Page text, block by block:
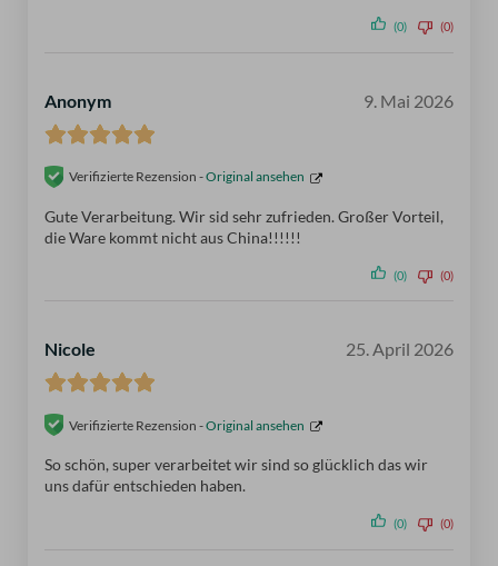
(0) (0)
Anonym 9. Mai 2026
Verifizierte Rezension -Original ansehen
Gute Verarbeitung. Wir sid sehr zufrieden. Großer Vorteil,
die Ware kommt nicht aus China!!!!!!
(0) (0)
Nicole 25. April 2026
Verifizierte Rezension -Original ansehen
So schön, super verarbeitet wir sind so glücklich das wir
uns dafür entschieden haben.
(0) (0)